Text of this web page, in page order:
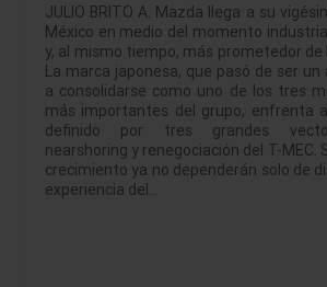
JULIO BRITO A. Mazda llega a su
México en medio del momento
y, al mismo tiempo, más prometedor de
La marca japonesa, que pasó de ser
a consolidarse como uno de los tres
más importantes del grupo, enfrenta
definido por tres grandes
nearshoring y renegociación del T-MEC.
crecimiento ya no dependerán solo de
experiencia del…